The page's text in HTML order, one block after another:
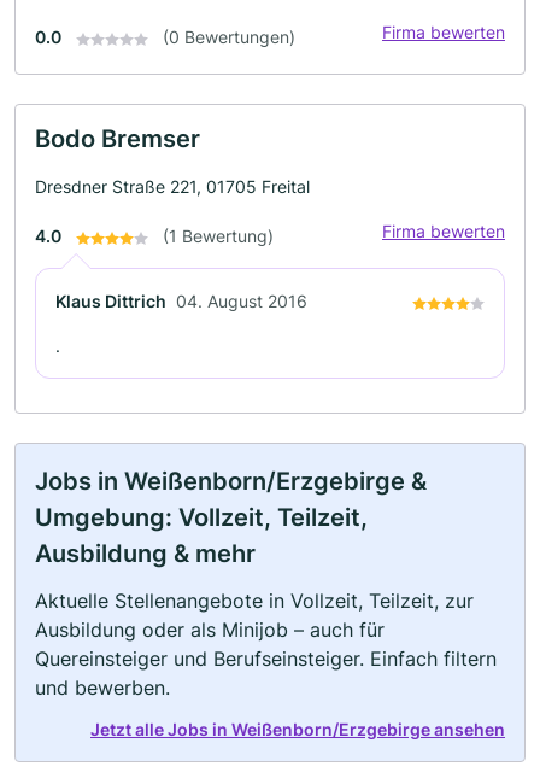
0.0 (0 Bewertungen) Firma bewerten
Bodo Bremser
Dresdner Straße 221, 01705 Freital
4.0 (1 Bewertung) Firma bewerten
Klaus Dittrich 04. August 2016
.
Jobs in Weißenborn/Erzgebirge &
Umgebung: Vollzeit, Teilzeit,
Ausbildung & mehr
Aktuelle Stellenangebote in Vollzeit, Teilzeit, zur
Ausbildung oder als Minijob – auch für
Quereinsteiger und Berufseinsteiger. Einfach filtern
und bewerben.
Jetzt alle Jobs in Weißenborn/Erzgebirge ansehen